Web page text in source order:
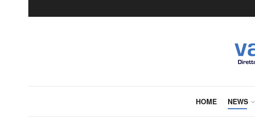
HOME NEWS